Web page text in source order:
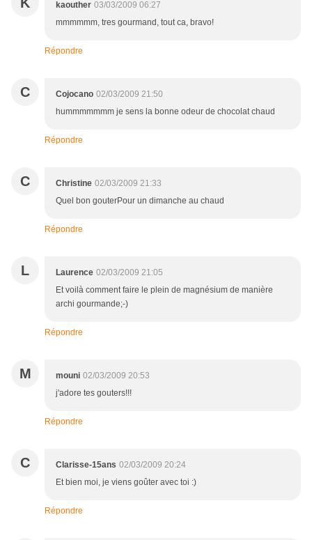
kaouther 03/03/2009 06:27
mmmmmm, tres gourmand, tout ca, bravo!
Répondre
C Cojocano 02/03/2009 21:50
hummmmmmm je sens la bonne odeur de chocolat chaud
Répondre
C Christine 02/03/2009 21:33
Quel bon gouterPour un dimanche au chaud
Répondre
L Laurence 02/03/2009 21:05
Et voilà comment faire le plein de magnésium de manière
archi gourmande;-)
Répondre
M mouni 02/03/2009 20:53
j'adore tes gouters!!!
Répondre
C Clarisse-15ans 02/03/2009 20:24
Et bien moi, je viens goûter avec toi :)
Répondre